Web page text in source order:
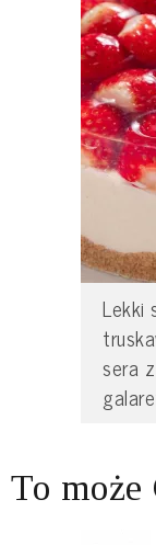
Lekki
sera
To może